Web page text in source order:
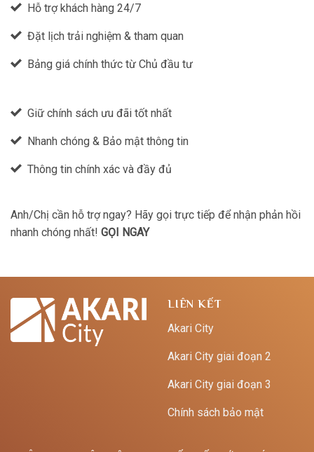
Hỗ trợ khách hàng 24/7
Đặt lịch trải nghiệm & tham quan
Bảng giá chính thức từ Chủ đầu tư
Giữ chính sách ưu đãi tốt nhất
Nhanh chóng & Bảo mật thông tin
Thông tin chính xác và đầy đủ
Anh/Chị cần hỗ trợ ngay? Hãy gọi trực tiếp để nhận phản hồi
nhanh chóng nhất! GỌI NGAY
LIÊN KẾT
Akari City
Akari City giai đoạn 2
Akari City giai đoạn 3
Chính sách bảo mật